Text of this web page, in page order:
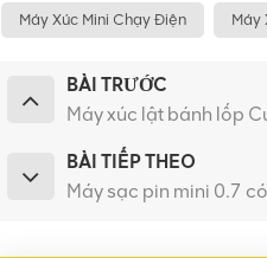
Máy Xúc Mini Chạy Điện Máy
BÀI TRƯỚC
Máy xúc lật bánh lốp
BÀI TIẾP THEO
Máy sạc pin mini 0.7